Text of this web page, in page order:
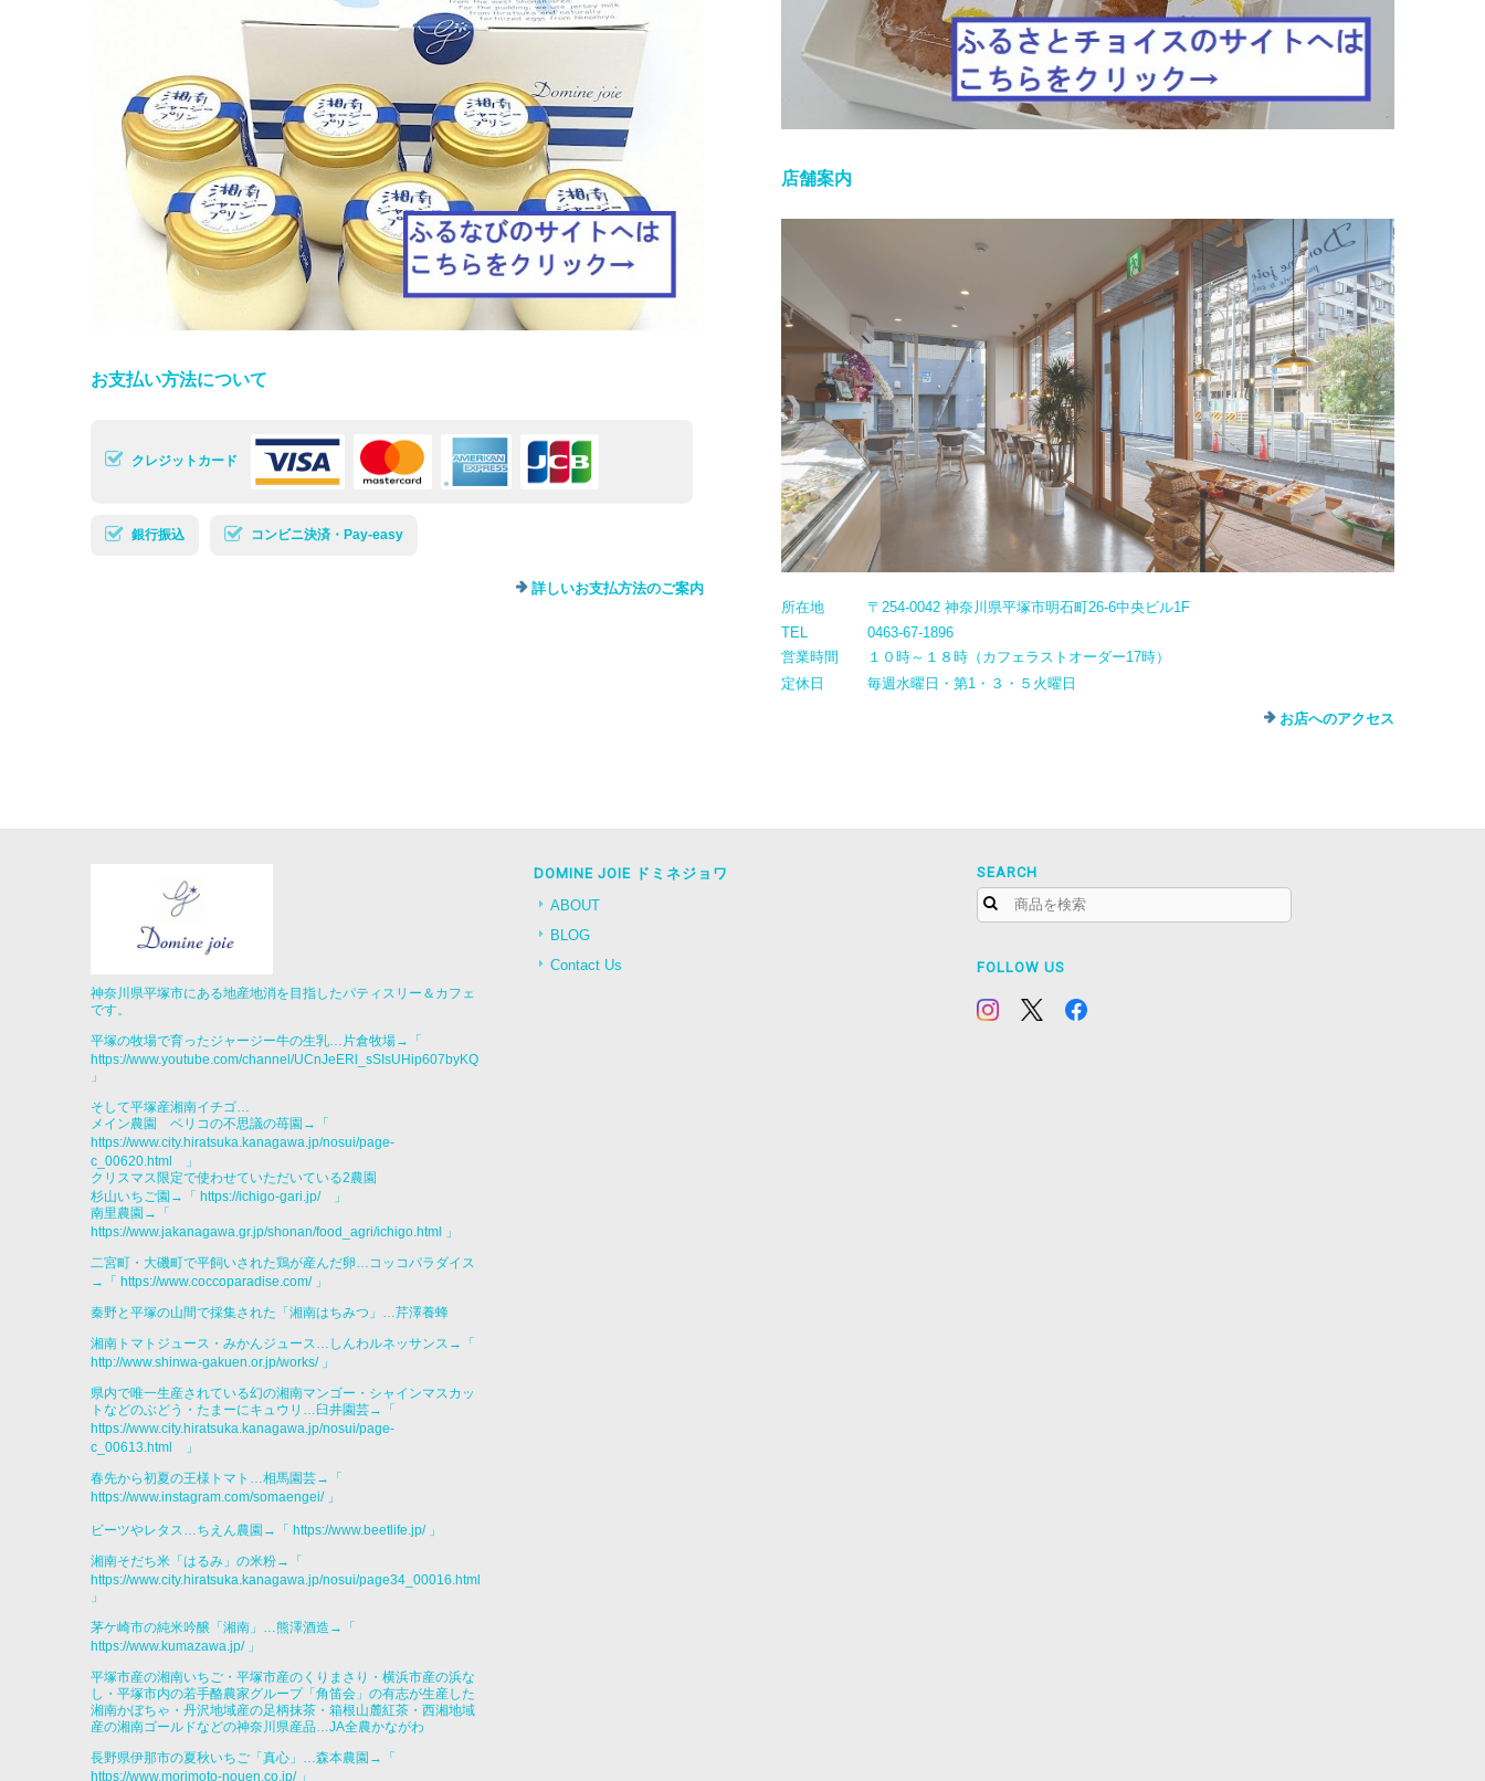
お支払い方法について
クレジットカード
銀行振込 コンビニ決済・Pay-easy
詳しいお支払方法のご案内
店舗案内
所在地
〒254-0042 神奈川県平塚市明石町26-6中央ビル1F
TEL
0463-67-1896
営業時間
１０時～１８時（カフェラストオーダー17時）
定休日
毎週水曜日・第1・３・５火曜日
お店へのアクセス
神奈川県平塚市にある地産地消を目指したパティスリー＆カフェ
です。
平塚の牧場で育ったジャージー牛の生乳…片倉牧場→「
https://www.youtube.com/channel/UCnJeERl_sSIsUHip607byKQ
」
そして平塚産湘南イチゴ…
メイン農園 ベリコの不思議の苺園→「
https://www.city.hiratsuka.kanagawa.jp/nosui/page-
c_00620.html 」
クリスマス限定で使わせていただいている2農園
杉山いちご園→「 https://ichigo-gari.jp/ 」
南里農園→「
https://www.jakanagawa.gr.jp/shonan/food_agri/ichigo.html 」
二宮町・大磯町で平飼いされた鶏が産んだ卵…コッコパラダイス
→「 https://www.coccoparadise.com/」
秦野と平塚の山間で採集された「湘南はちみつ」…芹澤養蜂
湘南トマトジュース・みかんジュース…しんわルネッサンス→「
http://www.shinwa-gakuen.or.jp/works/」
県内で唯一生産されている幻の湘南マンゴー・シャインマスカッ
トなどのぶどう・たまーにキュウリ…臼井園芸→「
https://www.city.hiratsuka.kanagawa.jp/nosui/page-
c_00613.html 」
春先から初夏の王様トマト…相馬園芸→「
https://www.instagram.com/somaengei/」
ビーツやレタス…ちえん農園→「 https://www.beetlife.jp/」
湘南そだち米「はるみ」の米粉→「
https://www.city.hiratsuka.kanagawa.jp/nosui/page34_00016.html
」
茅ケ崎市の純米吟醸「湘南」…熊澤酒造→「
https://www.kumazawa.jp/」
平塚市産の湘南いちご・平塚市産のくりまさり・横浜市産の浜な
し・平塚市内の若手酪農家グループ「角笛会」の有志が生産した
湘南かぼちゃ・丹沢地域産の足柄抹茶・箱根山麓紅茶・西湘地域
産の湘南ゴールドなどの神奈川県産品…JA全農かながわ
長野県伊那市の夏秋いちご「真心」…森本農園→「
https://www.morimoto-nouen.co.jp/」
DOMINE JOIE ドミネジョワ
ABOUT
BLOG
Contact Us
SEARCH
FOLLOW US